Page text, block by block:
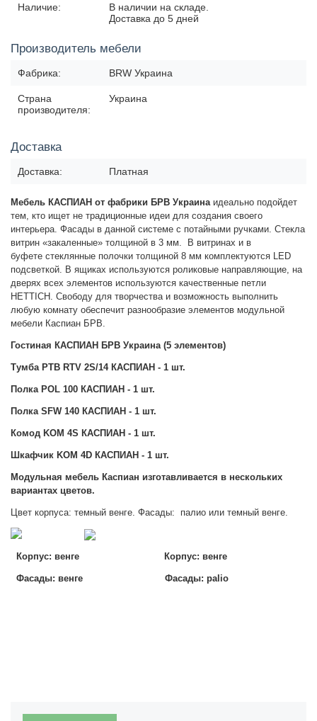
Наличие:
В наличии на складе.
Доставка до 5 дней
Производитель мебели
Фабрика: BRW Украина
Страна
производителя:
Украина
Доставка
Доставка: Платная
Мебель КАСПИАН от фабрики БРВ Украина идеально подойдет
тем, кто ищет не традиционные идеи для создания своего
интерьера. Фасады в данной системе с потайными ручками. Стекла
витрин «закаленные» толщиной в 3 мм.
В витринах и в
буфете стеклянные полочки толщиной 8 мм комплектуются LED
подсветкой. В ящиках используются роликовые направляющие, на
дверях всех элементов используются качественные петли
HETTICH. Свободу для творчества и возможность выполнить
любую комнату обеспечит разнообразие элементов модульной
мебели Каспиан БРВ.
Гостиная КАСПИАН БРВ Украина (5 элементов)
Тумба РТВ RTV 2S/14 КАСПИАН - 1 шт.
Полка POL 100 КАСПИАН - 1 шт.
Полка SFW 140 КАСПИАН - 1 шт.
Комод KOM 4S КАСПИАН - 1 шт.
Шкафчик KOM 4D КАСПИАН - 1 шт.
Модульная мебель Каспиан изготавливается в нескольких
вариантах цветов.
Цвет корпуса: темный венге. Фасады: палио или темный венге.
Корпус: венге Корпус: венге
Фасады: венге Фасады: palio